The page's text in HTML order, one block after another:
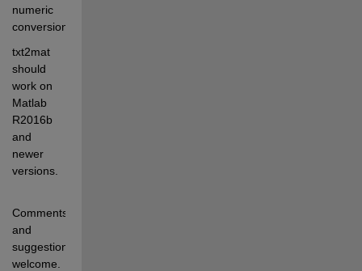
numeric
conversion.
txt2mat
should
work on
Matlab
R2016b
and
newer
versions.
Comments
and
suggestions
welcome.